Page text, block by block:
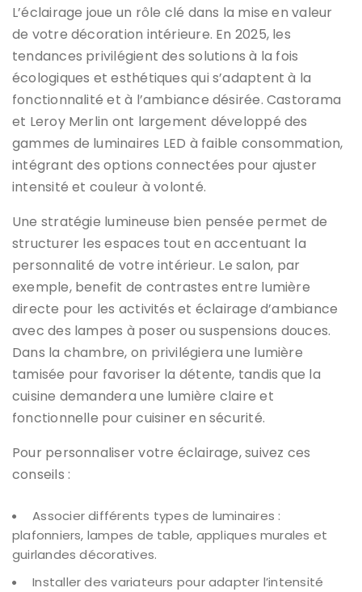
L’éclairage joue un rôle clé dans la mise en valeur
de votre décoration intérieure. En 2025, les
tendances privilégient des solutions à la fois
écologiques et esthétiques qui s’adaptent à la
fonctionnalité et à l’ambiance désirée. Castorama
et Leroy Merlin ont largement développé des
gammes de luminaires LED à faible consommation,
intégrant des options connectées pour ajuster
intensité et couleur à volonté.
Une stratégie lumineuse bien pensée permet de
structurer les espaces tout en accentuant la
personnalité de votre intérieur. Le salon, par
exemple, benefit de contrastes entre lumière
directe pour les activités et éclairage d’ambiance
avec des lampes à poser ou suspensions douces.
Dans la chambre, on privilégiera une lumière
tamisée pour favoriser la détente, tandis que la
cuisine demandera une lumière claire et
fonctionnelle pour cuisiner en sécurité.
Pour personnaliser votre éclairage, suivez ces
conseils :
Associer différents types de luminaires :
plafonniers, lampes de table, appliques murales et
guirlandes décoratives.
Installer des variateurs pour adapter l’intensité